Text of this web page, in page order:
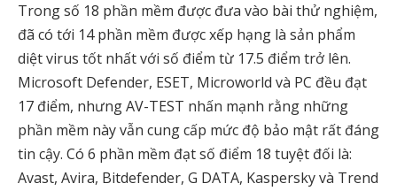
Trong số 18 phần mềm được đưa vào bài thử nghiệm,
đã có tới 14 phần mềm được xếp hạng là sản phẩm
diệt virus tốt nhất với số điểm từ 17.5 điểm trở lên.
Microsoft Defender, ESET, Microworld và PC đều đạt
17 điểm, nhưng AV-TEST nhấn mạnh rằng những
phần mềm này vẫn cung cấp mức độ bảo mật rất đáng
tin cậy. Có 6 phần mềm đạt số điểm 18 tuyệt đối là:
Avast, Avira, Bitdefender, G DATA, Kaspersky và Trend